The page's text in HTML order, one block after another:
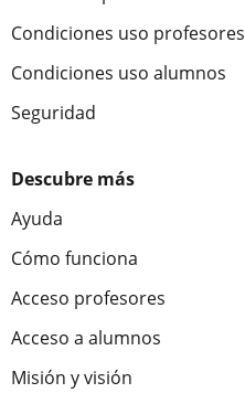
Condiciones uso profesores
Condiciones uso alumnos
Seguridad
Descubre más
Ayuda
Cómo funciona
Acceso profesores
Acceso a alumnos
Misión y visión